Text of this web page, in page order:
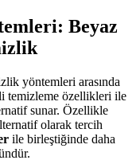
Beyaz
yöntemleri arasında
temizleme özellikleri ile
sunar. Özellikle
olarak tercih
ile birleştiğinde daha